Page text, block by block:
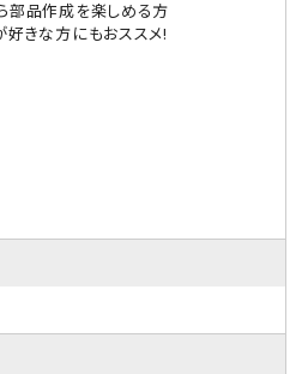
部品作成を楽しめる方
好きな方にもおススメ!